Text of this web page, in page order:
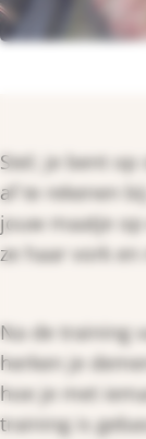
Stel; je bent
af te rekenen
jouw maatje
ze haar vork
Na de training
herken je
hoe je met
training is